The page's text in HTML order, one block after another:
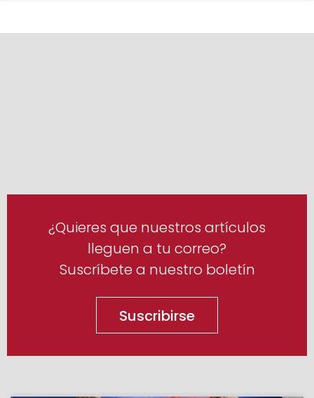
¿Quieres que nuestros artículos
lleguen a tu correo?
Suscríbete a nuestro boletín
Suscribirse